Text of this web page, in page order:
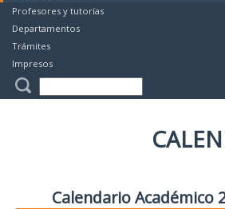
Profesores y tutorías
Departamentos
Trámites
Impresos
Calendario Académico